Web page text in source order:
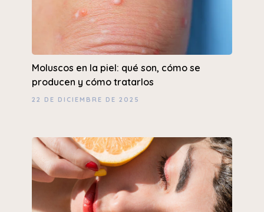
Moluscos en la piel: qué son, cómo se
producen y cómo tratarlos
22 DE DICIEMBRE DE 2025